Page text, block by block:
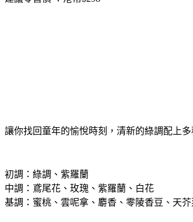
讓你找回童年的愉悅時刻，清新的綠調配上
初調：綠調、紫羅蘭
中調：鳶尾花、玫瑰、紫羅蘭、白花
基調：蜜桃、雲呢拿、麝香、零陵香豆、天